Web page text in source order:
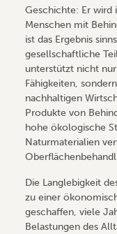
Geschichte: Er wird
Menschen mit
ist das Ergebnis
gesellschaftliche
unterstützt nicht
Fähigkeiten,
nachhaltigen
Produkte von
hohe ökologische
Naturmaterialien
Die Langlebigkeit
zu einer
geschaffen, viele
Belastungen des